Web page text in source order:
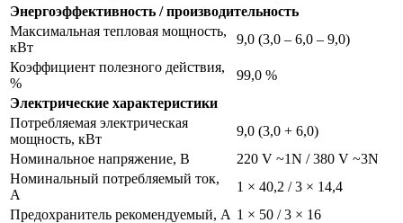
Энергоэффективность / производительность
Максимальная тепловая мощность,
кВт
9,0 (3,0 – 6,0 – 9,0)
Коэффициент полезного действия,
%
99,0 %
Электрические характеристики
Потребляемая электрическая
мощность, кВт
9,0 (3,0 + 6,0)
Номинальное напряжение, В
220 V ~1N / 380 V ~3N
Номинальный потребляемый ток,
А
1 × 40,2 / 3 × 14,4
Предохранитель рекомендуемый, А 1 × 50 / 3 × 16